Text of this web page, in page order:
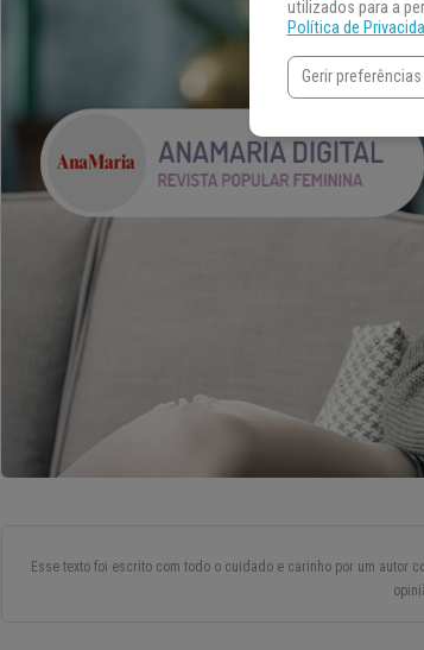
Esse texto foi escrito com todo o cuidado e carinho por um autor
utilizados para a
Política de
Gerir preferências